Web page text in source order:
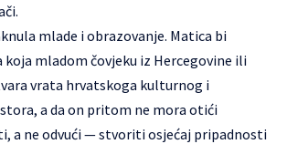
mlade i obrazovanje. Matica bi
mladom čovjeku iz Hercegovine ili
vrata hrvatskoga kulturnog i
a da on pritom ne mora otići
a ne odvući — stvoriti osjećaj pripadnosti